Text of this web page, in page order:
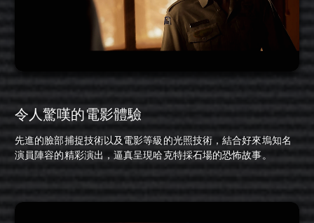
令人驚嘆的電影體驗
先進的臉部捕捉技術以及電影等級的光照技術，結合好來塢知名
演員陣容的精彩演出，逼真呈現哈克特採石場的恐怖故事。